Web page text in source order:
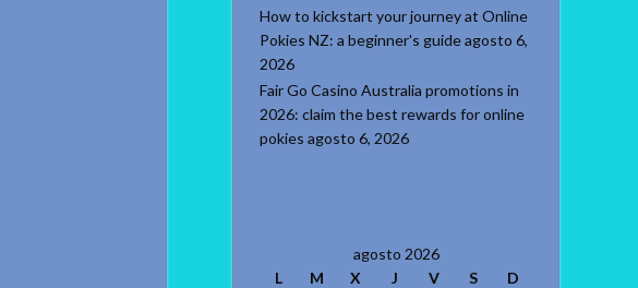
How to kickstart your journey at Online
Pokies NZ: a beginner's guideagosto 6,
2026
Fair Go Casino Australia promotions in
2026: claim the best rewards for online
pokies agosto 6, 2026
agosto 2026
L
M X J V S
D